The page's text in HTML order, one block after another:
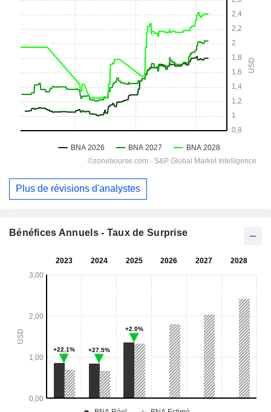
Plus de révisions d'analystes
Bénéfices Annuels - Taux de Surprise